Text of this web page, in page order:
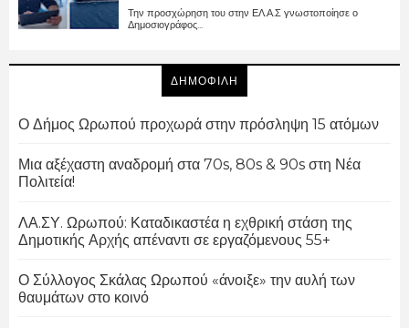
Την προσχώρηση του στην ΕΛ.Α.Σ γνωστοποίησε ο
Δημοσιογράφος...
ΔΗΜΟΦΙΛΗ
Ο Δήμος Ωρωπού προχωρά στην πρόσληψη 15 ατόμων
Μια αξέχαστη αναδρομή στα 70s, 80s & 90s στη Νέα
Πολιτεία!
ΛΑ.ΣΥ. Ωρωπού: Καταδικαστέα η εχθρική στάση της
Δημοτικής Αρχής απέναντι σε εργαζόμενους 55+
Ο Σύλλογος Σκάλας Ωρωπού «άνοιξε» την αυλή των
θαυμάτων στο κοινό